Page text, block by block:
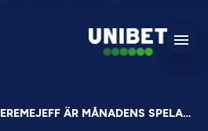
ALEXANDER JEREMEJEFF ÄR MÅNADENS SPELARE I MAJ